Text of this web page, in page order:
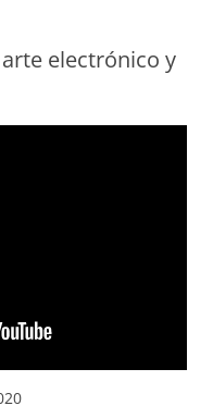
arte electrónico y